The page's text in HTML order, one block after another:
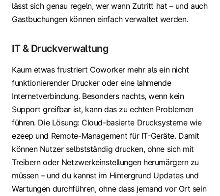
lässt sich genau regeln, wer wann Zutritt hat – und auch
Gastbuchungen können einfach verwaltet werden.
IT & Druckverwaltung
Kaum etwas frustriert Coworker mehr als ein nicht
funktionierender Drucker oder eine lahmende
Internetverbindung. Besonders nachts, wenn kein
Support greifbar ist, kann das zu echten Problemen
führen. Die Lösung: Cloud-basierte Drucksysteme wie
ezeep und Remote-Management für IT-Geräte. Damit
können Nutzer selbstständig drucken, ohne sich mit
Treibern oder Netzwerkeinstellungen herumärgern zu
müssen – und du kannst im Hintergrund Updates und
Wartungen durchführen, ohne dass jemand vor Ort sein